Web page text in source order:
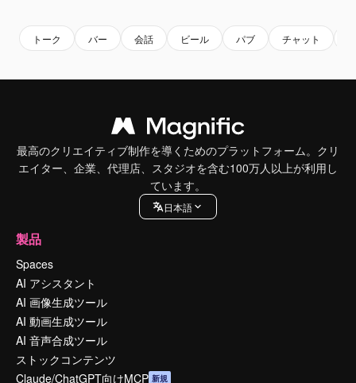
トーク バー 会話 ビール パブ チャット
最高のクリエイティブ制作を導くためのプラットフォーム。クリ
エイター、企業、代理店、スタジオを含む100万人以上が利用し
ています。
日本語
製品
Spaces
AI アシスタント
AI 画像生成ツール
AI 動画生成ツール
AI 音声合成ツール
ストックコンテンツ
Claude/ChatGPT向けMCP 新規